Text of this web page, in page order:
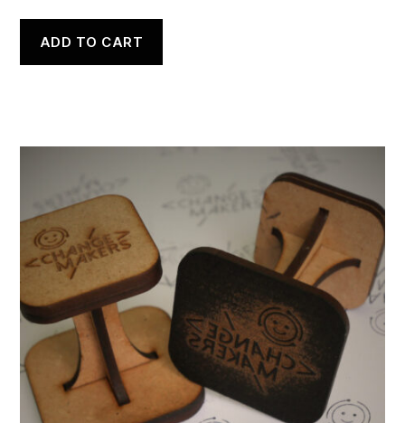
ADD TO CART